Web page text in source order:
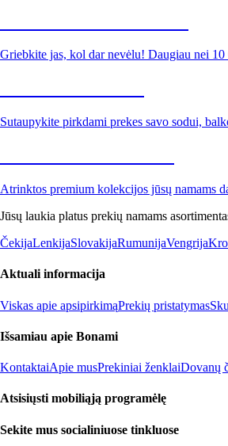
Griebkite jas, kol dar nevėlu! Daugiau nei
Sutaupykite pirkdami prekes savo sodui,
Atrinktos premium kolekcijos jūsų namams
Jūsų laukia platus prekių namams
ČekijaLenkijaSlovakijaRumunijaVengrija
Aktuali informacija
Viskas apie apsipirkimąPrekių pristatymas
Išsamiau apie Bonami
KontaktaiApie musPrekiniai ženklaiDovanų
Atsisiųsti mobiliąją programėlę
Sekite mus socialiniuose tinkluose